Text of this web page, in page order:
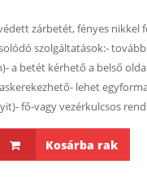
zárbetét, fényes nikkel
szolgáltatások:-
a betét kérhető a belső
lehet
fő-vagy vezérkulcsos
Kosárba rak
részes
630 Ft
Zár EURO-ELZETT
kilincsműködtetésű
40/92/16/ 8 PZ
233 Ft